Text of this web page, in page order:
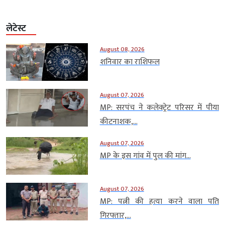
लेटेस्ट
August 08, 2026
शनिवार का राशिफल
August 07, 2026
MP: सरपंच ने कलेक्ट्रेट परिसर में पीया
कीटनाशक,...
August 07, 2026
MP के इस गांव में पुल की मांग...
August 07, 2026
MP: पत्नी की हत्या करने वाला पति
गिरफ्तार,...